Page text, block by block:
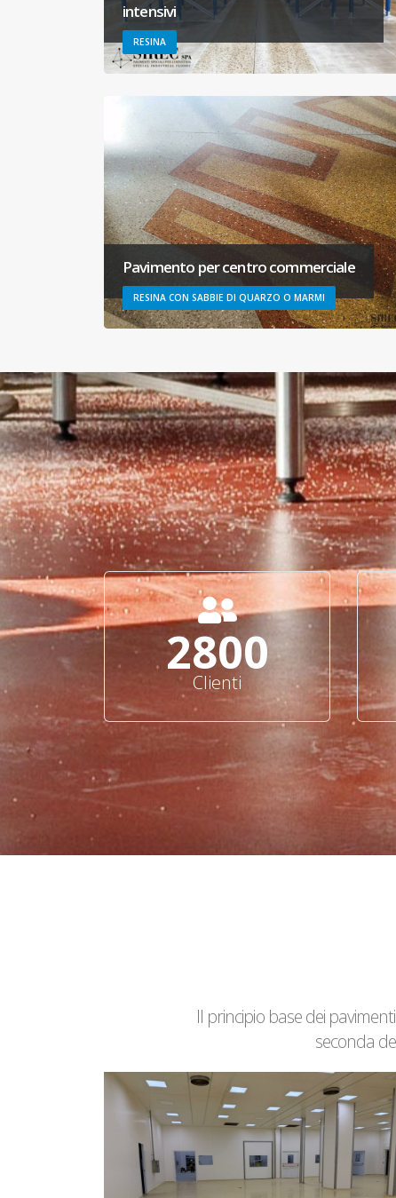
intensivi
RESINA
Pavimento per centro commerciale
RESINA CON SABBIE DI QUARZO O MARMI
3000
Clienti
Il principio base dei
seconda